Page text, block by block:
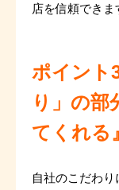
店を信頼できま
ポイント
り」の部
てくれる』
自社のこだわ